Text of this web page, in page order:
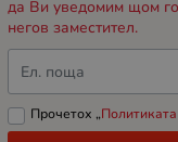
да Ви уведомим щом
негов заместител.
Ел. поща
Прочетох „